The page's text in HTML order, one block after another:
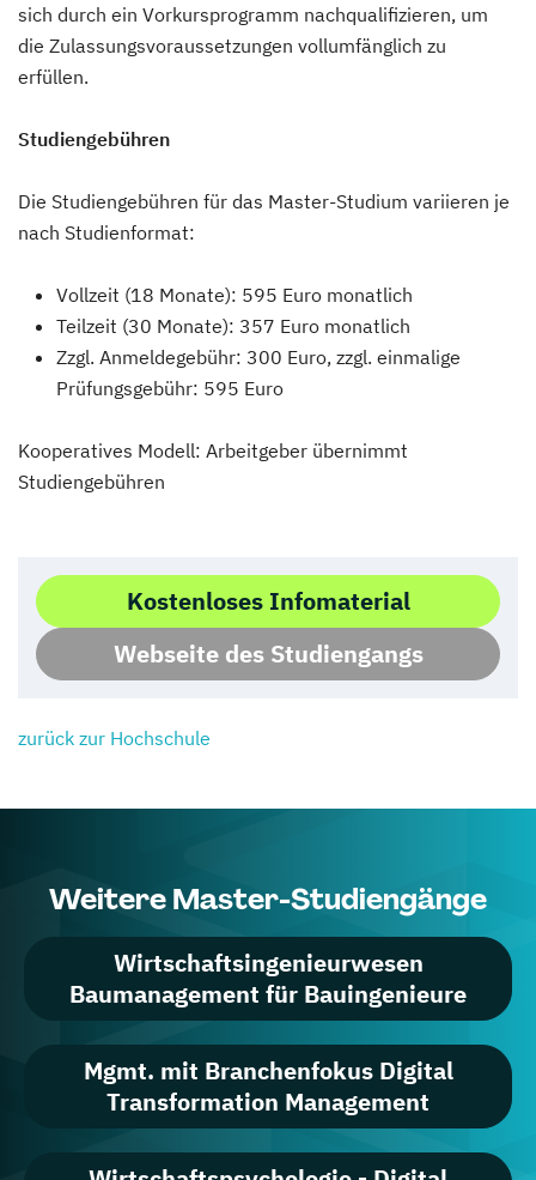
sich durch ein Vorkursprogramm nachqualifizieren, um
die Zulassungsvoraussetzungen vollumfänglich zu
erfüllen.
Studiengebühren
Die Studiengebühren für das Master-Studium variieren je
nach Studienformat:
Vollzeit (18 Monate): 595 Euro monatlich
Teilzeit (30 Monate): 357 Euro monatlich
Zzgl. Anmeldegebühr: 300 Euro, zzgl. einmalige
Prüfungsgebühr: 595 Euro
Kooperatives Modell: Arbeitgeber übernimmt
Studiengebühren
Kostenloses Infomaterial
Webseite des Studiengangs
zurück zur Hochschule
Weitere Master-Studiengänge
Wirtschaftsingenieurwesen
Baumanagement für Bauingenieure
Mgmt. mit Branchenfokus Digital
Transformation Management